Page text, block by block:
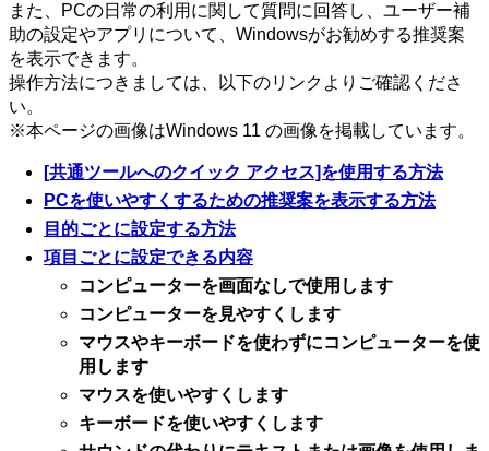
また、PCの日常の利用に関して質問に回答し、ユーザー補
助の設定やアプリについて、Windowsがお勧めする推奨案
を表示できます。
操作方法につきましては、以下のリンクよりご確認くださ
い。
※本ページの画像はWindows 11 の画像を掲載しています。
[共通ツールへのクイック アクセス]を使用する方法
PCを使いやすくするための推奨案を表示する方法
目的ごとに設定する方法
項目ごとに設定できる内容
コンピューターを画面なしで使用します
コンピューターを見やすくします
マウスやキーボードを使わずにコンピューターを使
用します
マウスを使いやすくします
キーボードを使いやすくします